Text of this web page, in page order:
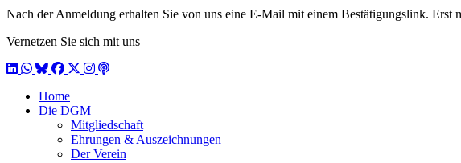
Nach der Anmeldung erhalten Sie von uns eine E-Mail mit einem Bestätigungslink.
Vernetzen Sie sich mit uns
LinkedIn
WhatsApp
BlueSky
Facebook
X / Twitter
Instagram
Podcast
Home
Die DGM
Mitgliedschaft
Ehrungen & Auszeichnungen
Der Verein